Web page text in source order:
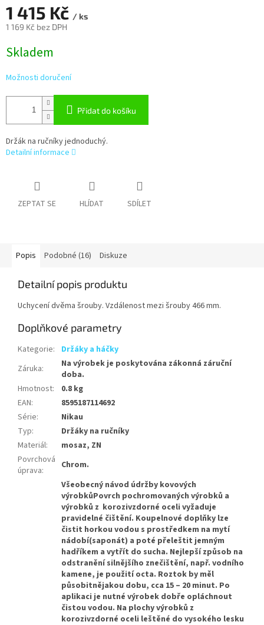
1 415 Kč / ks
1 169 Kč bez DPH
cena:
Skladem
Možnosti doručení
Přidat do košíku
Držák na ručníky jednoduchý.
Detailní informace
ZEPTAT SE HLÍDAT SDÍLET
Popis Podobné (16) Diskuze
Detailní popis produktu
Uchycení dvěma šrouby. Vzdálenost mezi šrouby 466 mm.
Doplňkové parametry
Kategorie:
Držáky a háčky
Záruka:
Na výrobek je poskytována zákonná záruční
doba.
Hmotnost:
0.8 kg
EAN:
8595187114692
Série:
Nikau
Typ:
Držáky na ručníky
Materiál:
mosaz, ZN
Povrchová
úprava:
Chrom.
Všeobecný návod údržby kovových
výrobkůPovrch pochromovaných výrobků a
výrobků z korozivzdorné oceli vyžaduje
pravidelné čištění. Koupelnové doplňky lze
čistit horkou vodou s prostředkem na mytí
nádobí(saponát) a poté přeleštit jemným
hadříkem a vytřít do sucha. Nejlepší způsob na
odstranění silnějšího znečištění, např. vodního
kamene, je použití octa. Roztok by měl
působitnějakou dobu, cca 15 – 20 minut. Po
aplikaci je nutné výrobek dobře opláchnout
čistou vodou. Na plochy výrobků z
korozivzdorné oceli leštěné do vysokého lesku